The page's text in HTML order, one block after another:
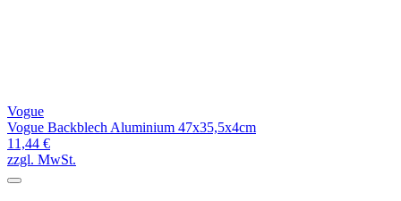
Vogue
Vogue Backblech Aluminium 47x35,5x4cm
11,44 €
zzgl. MwSt.